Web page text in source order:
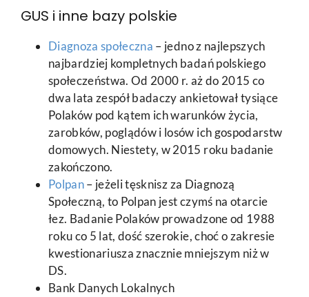
GUS i inne bazy polskie
Diagnoza społeczna – jedno z najlepszych
najbardziej kompletnych badań polskiego
społeczeństwa. Od 2000 r. aż do 2015 co
dwa lata zespół badaczy ankietował tysiące
Polaków pod kątem ich warunków życia,
zarobków, poglądów i losów ich gospodarstw
domowych. Niestety, w 2015 roku badanie
zakończono.
Polpan– jeżeli tęsknisz za Diagnozą
Społeczną, to Polpan jest czymś na otarcie
łez. Badanie Polaków prowadzone od 1988
roku co 5 lat, dość szerokie, choć o zakresie
kwestionariusza znacznie mniejszym niż w
DS.
Bank Danych Lokalnych